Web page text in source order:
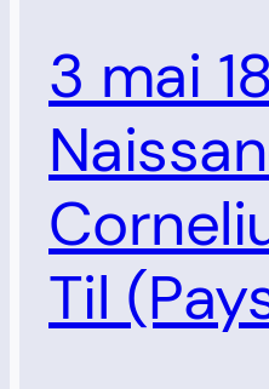
3 mai
Til